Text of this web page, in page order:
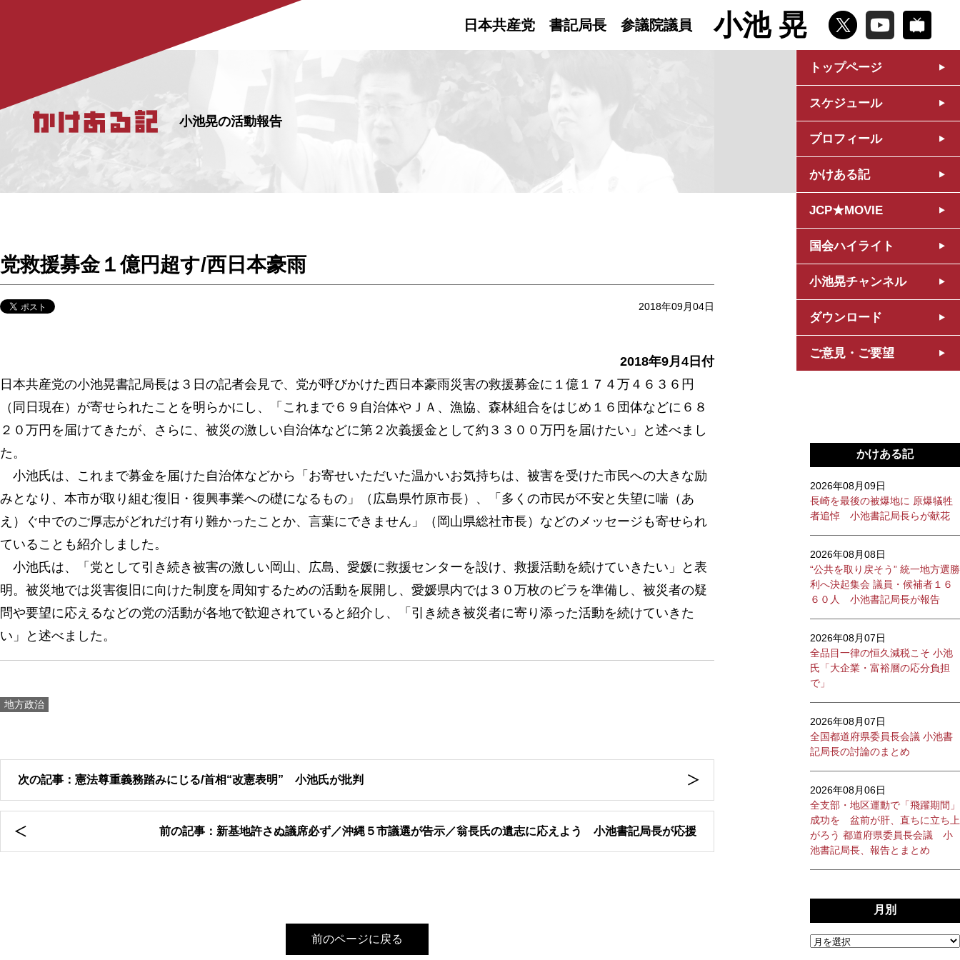
日本共産党 書記局長 参議院議員 小池 晃
トップページ
スケジュール
プロフィール
かけある記
JCP★MOVIE
国会ハイライト
小池晃チャンネル
ダウンロード
ご意見・ご要望
小池晃の活動報告
党救援募金１億円超す/西日本豪雨
2018年09月04日
2018年9月4日付
日本共産党の小池晃書記局長は３日の記者会見で、党が呼びかけた西日本豪雨災害の救援募金に１億１７４万４６３６円
（同日現在）が寄せられたことを明らかにし、「これまで６９自治体やＪＡ、漁協、森林組合をはじめ１６団体などに６８
２０万円を届けてきたが、さらに、被災の激しい自治体などに第２次義援金として約３３００万円を届けたい」と述べまし
た。
小池氏は、これまで募金を届けた自治体などから「お寄せいただいた温かいお気持ちは、被害を受けた市民への大きな励
みとなり、本市が取り組む復旧・復興事業への礎になるもの」（広島県竹原市長）、「多くの市民が不安と失望に喘（あ
え）ぐ中でのご厚志がどれだけ有り難かったことか、言葉にできません」（岡山県総社市長）などのメッセージも寄せられ
ていることも紹介しました。
小池氏は、「党として引き続き被害の激しい岡山、広島、愛媛に救援センターを設け、救援活動を続けていきたい」と表
明。被災地では災害復旧に向けた制度を周知するための活動を展開し、愛媛県内では３０万枚のビラを準備し、被災者の疑
問や要望に応えるなどの党の活動が各地で歓迎されていると紹介し、「引き続き被災者に寄り添った活動を続けていきた
い」と述べました。
地方政治
次の記事：憲法尊重義務踏みにじる/首相“改憲表明” 小池氏が批判
前の記事：新基地許さぬ議席必ず／沖縄５市議選が告示／翁長氏の遺志に応えよう 小池書記局長が応援
前のページに戻る
かけある記
2026年08月09日
長崎を最後の被爆地に 原爆犠牲
者追悼 小池書記局長らが献花
2026年08月08日
“公共を取り戻そう” 統一地方選勝
利へ決起集会 議員・候補者１６
６０人 小池書記局長が報告
2026年08月07日
全品目一律の恒久減税こそ 小池
氏「大企業・富裕層の応分負担
で」
2026年08月07日
全国都道府県委員長会議 小池書
記局長の討論のまとめ
2026年08月06日
全支部・地区運動で「飛躍期間」
成功を 盆前が肝、直ちに立ち上
がろう 都道府県委員長会議 小
池書記局長、報告とまとめ
月別